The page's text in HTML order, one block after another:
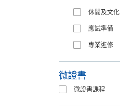
休閒及文化
應試準備
專業進修
微證書
微證書課程